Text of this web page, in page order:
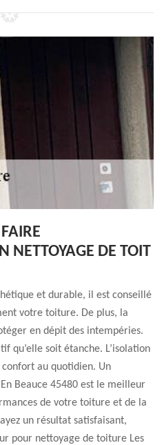
NETTOYAGE DE TOIT
et durable, il est conseillé
votre toiture. De plus, la
en dépit des intempéries.
qu’elle soit étanche. L’isolation
au quotidien. Un
Beauce 45480 est le meilleur
de votre toiture et de la
un résultat satisfaisant,
pour nettoyage de toiture Les